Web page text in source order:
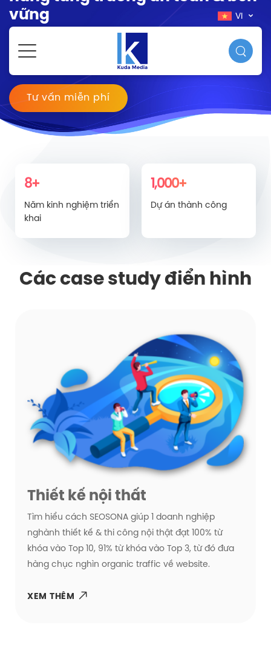
VI
vững
Được tin tưởng bởi 1000+ doanh nghiệp vừa và lớn từ 300+
ngành nghề khác nhau
Tư vấn miễn phí
8+
Năm kinh nghiệm triển
khai
1,000+
Dự án thành công
Các case study điển hình
Thiết kế nội thất
Tìm hiểu cách SEOSONA giúp 1 doanh nghiệp
nghành thiết kế & thi công nội thật đạt 100% từ
khóa vào Top 10, 91% từ khóa vào Top 3, từ đó đưa
hàng chục nghìn organic traffic về website.
XEM THÊM